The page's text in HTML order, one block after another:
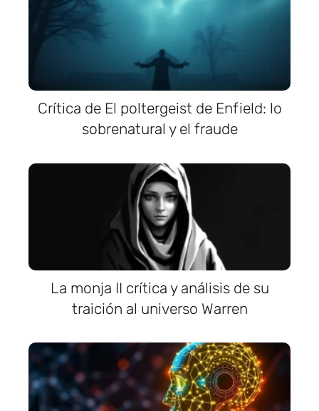
Crítica de El poltergeist de Enfield: lo
sobrenatural y el fraude
La monja II crítica y análisis de su
traición al universo Warren